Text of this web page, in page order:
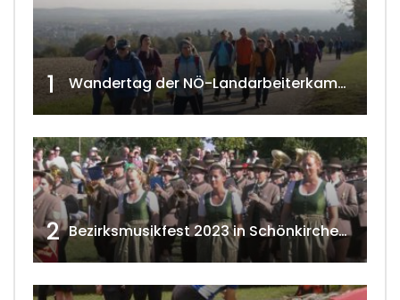
1 Wandertag der NÖ-Landarbeiterkammer in Hollabrunn 2024
2 Bezirksmusikfest 2023 in Schönkirchen-Reyersdorf